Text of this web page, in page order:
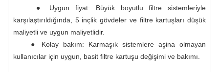
● Uygun fiyat: Büyük boyutlu filtre sistemleriyle
karşılaştırıldığında, 5 inçlik gövdeler ve filtre kartuşları düşük
maliyetli ve uygun maliyetlidir.
● Kolay bakım: Karmaşık sistemlere aşina olmayan
kullanıcılar için uygun, basit filtre kartuşu değişimi ve bakımı.